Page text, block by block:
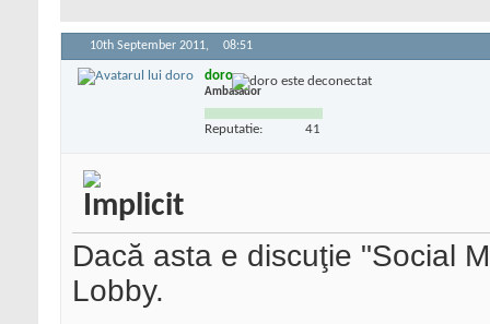
10th September 2011, 08:51
doro
Ambasador
Reputatie: 41
Dacă asta e discuţie "Social
Lobby.